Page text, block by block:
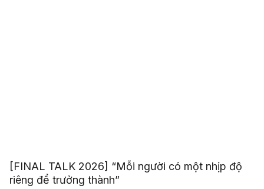
[FINAL TALK 2026] “Mỗi người có một nhịp độ
riêng để trưởng thành”